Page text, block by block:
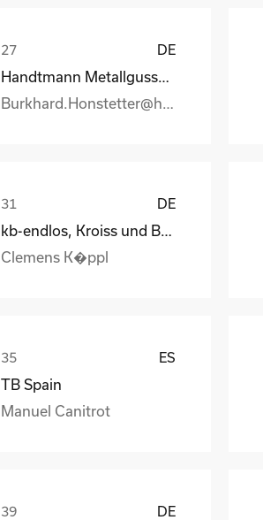
DE
DE
Clemens K�ppl
ES
TB Spain
Manuel Canitrot
DE